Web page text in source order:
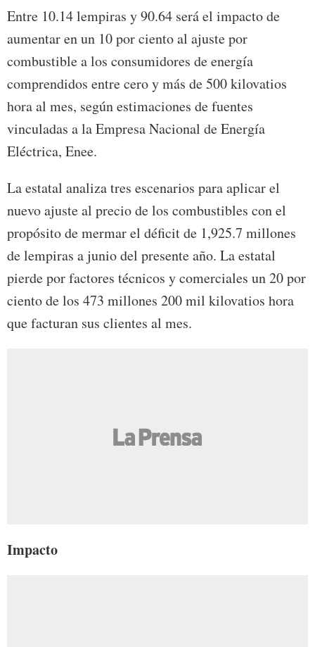
Entre 10.14 lempiras y 90.64 será el impacto de
aumentar en un 10 por ciento al ajuste por
combustible a los consumidores de energía
comprendidos entre cero y más de 500 kilovatios
hora al mes, según estimaciones de fuentes
vinculadas a la Empresa Nacional de Energía
Eléctrica, Enee.
La estatal analiza tres escenarios para aplicar el
nuevo ajuste al precio de los combustibles con el
propósito de mermar el déficit de 1,925.7 millones
de lempiras a junio del presente año. La estatal
pierde por factores técnicos y comerciales un 20 por
ciento de los 473 millones 200 mil kilovatios hora
que facturan sus clientes al mes.
Impacto